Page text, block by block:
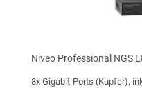
Niveo Professional NGS
8x Gigabit-Ports (Kupfer),